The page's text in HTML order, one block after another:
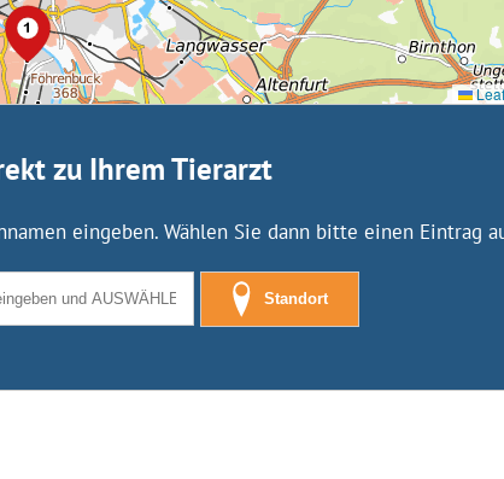
zu Ihrem Tierarzt
eingeben. Wählen Sie dann bitte einen Eintrag
Standort